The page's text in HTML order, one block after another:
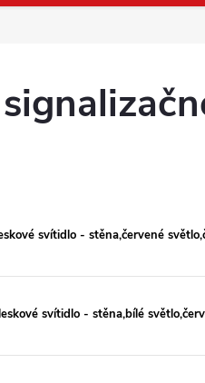
svítidlo - stěna,červené
svítidlo - stěna,bílé